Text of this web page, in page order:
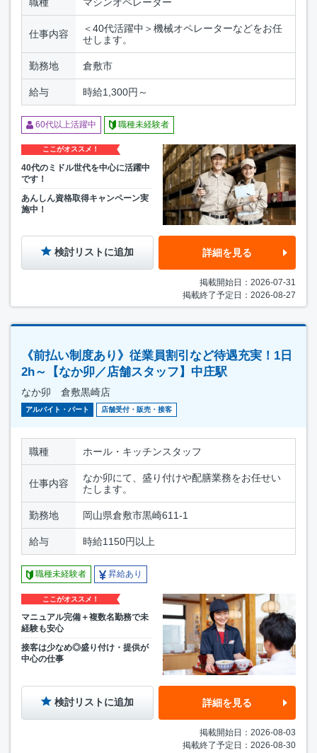
仕事内容
＜40代活躍中＞機械オペレーターなどをお任
せします。
勤務地 倉敷市
給与 時給1,300円～
60代以上活躍中 職種未経験者
ここがオススメ！
40代のミドル世代を中心に活躍中
です！
あんしん資格取得キャンペーン実
施中！
検討リストに追加 詳細を見る
掲載開始日：2026-07-31
掲載終了予定日：2026-08-27
《前払い制度あり》従業員割引など待遇充実！1日
2h～【なか卯／店舗スタッフ】中庄駅
なか卯 倉敷黒崎店
アルバイト・パート 店舗受付・販売・接客
職種 ホール・キッチンスタッフ
仕事内容
なか卯にて、盛り付けや配膳業務をお任せい
たします。
勤務地 岡山県倉敷市黒崎611-1
給与 時給1150円以上
職種未経験者 昇給あり
ここがオススメ！
マニュアル完備＋複数名勤務で未
経験も安心
接客は少なめ◎盛り付け・提供が
中心の仕事
検討リストに追加 詳細を見る
掲載開始日：2026-08-03
掲載終了予定日：2026-08-30